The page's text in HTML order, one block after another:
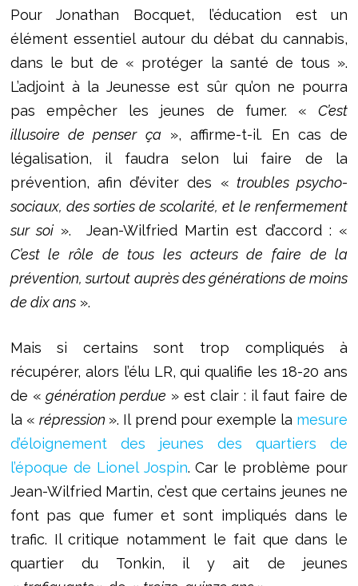
Pour Jonathan Bocquet, l’éducation est un
élément essentiel autour du débat du cannabis,
dans le but de « protéger la santé de tous ».
L’adjoint à la Jeunesse est sûr qu’on ne pourra
pas empêcher les jeunes de fumer. «C’est
illusoire de penser ça», affirme-t-il. En cas de
légalisation, il faudra selon lui faire de la
prévention, afin d’éviter des « troubles psycho-
sociaux, des sorties de scolarité, et le renfermement
sur soi ». Jean-Wilfried Martin est d’accord : «
C’est le rôle de tous les acteurs de faire de la
prévention, surtout auprès des générations de moins
de dix ans».
Mais si certains sont trop compliqués à
récupérer, alors l’élu LR, qui qualifie les 18-20 ans
de « génération perdue » est clair : il faut faire de
la «répression ». Il prend pour exemple la mesure
d’éloignement des jeunes des quartiers de
l’époque de Lionel Jospin. Car le problème pour
Jean-Wilfried Martin, c’est que certains jeunes ne
font pas que fumer et sont impliqués dans le
trafic. Il critique notamment le fait que dans le
quartier du Tonkin, il y ait de jeunes